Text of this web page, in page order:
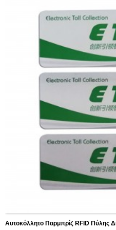
Αυτοκόλλητο Παρμπρίζ RFID Πύλης